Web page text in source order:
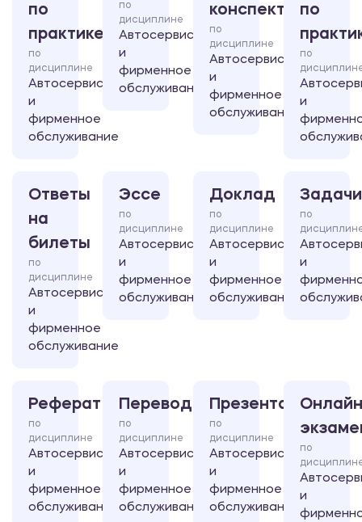
по
практике
по
дисциплине
Автосервис
и
фирменное
обслуживание
по
дисциплине
Автосервис
и
фирменное
обслуживание
конспект
по
дисциплине
Автосервис
и
фирменное
обслуживание
по
по
и
Ответы
на
билеты
по
дисциплине
Автосервис
и
фирменное
обслуживание
Эссе
по
дисциплине
Автосервис
и
фирменное
обслуживание
Доклад
по
дисциплине
Автосервис
и
фирменное
обслуживание
Задачи
по
и
Реферат
по
дисциплине
Автосервис
и
фирменное
обслуживание
Перевод
по
дисциплине
Автосервис
и
фирменное
обслуживание
Презентация
по
дисциплине
Автосервис
и
фирменное
обслуживание
по
и